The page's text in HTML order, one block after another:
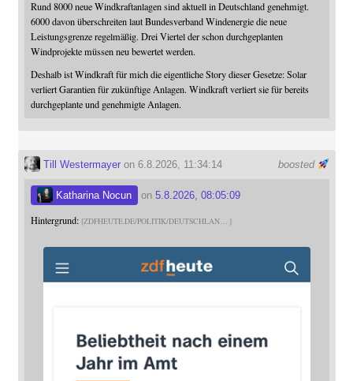
Rund 8000 neue Windkraftanlagen sind aktuell in Deutschland genehmigt.
6000 davon überschreiten laut Bundesverband Windenergie die neue
Leistungsgrenze regelmäßig. Drei Viertel der schon durchgeplanten
Windprojekte müssen neu bewertet werden.
Deshalb ist Windkraft für mich die eigentliche Story dieser Gesetze: Solar
verliert Garantien für zukünftige Anlagen. Windkraft verliert sie für bereits
durchgeplante und genehmigte Anlagen.
boosted
Till Westermayeron 6.8.2026, 11:34:14
Katharina Nocun on 5.8.2026, 08:05:09
Hintergrund: ZDFHEUTE.DE/POLITIK/DEUTSCHLAN